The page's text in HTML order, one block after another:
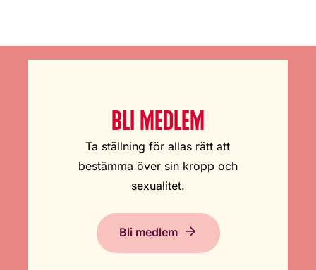
BLI MEDLEM
Ta ställning för allas rätt att
bestämma över sin kropp och
sexualitet.
Bli medlem